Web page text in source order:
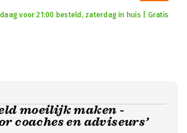
voor 21:00 besteld, zaterdag in huis | Gratis
moeilijk maken -
coaches en adviseurs’